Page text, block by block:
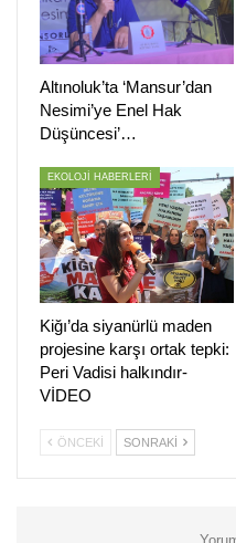
ÖNCEKI
Altınoluk’ta ‘Mansur’dan
Nesimi’ye Enel Hak
Düşüncesi’…
EKOLOJİ HABERLERİ
Kiğı’da siyanürlü maden
projesine karşı ortak tepki:
Peri Vadisi halkındır-
VİDEO
ÖNCEKI SONRAKI